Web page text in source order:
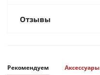
Отзывы
Рекомендуем Аксессуары